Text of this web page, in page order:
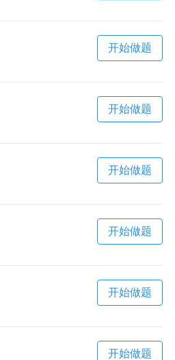
开始做题
开始做题
开始做题
开始做题
开始做题
开始做题